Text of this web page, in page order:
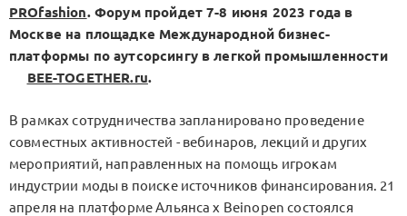
PROfashion. Форум пройдет 7-8 июня 2023 года в
Москве на площадке Международной бизнес-
платформы по аутсорсингу в легкой промышленности
BEE-TOGETHER.ru.
В рамках сотрудничества запланировано проведение
совместных активностей - вебинаров, лекций и других
мероприятий, направленных на помощь игрокам
индустрии моды в поиске источников финансирования. 21
апреля на платформе Альянса x Beinopen состоялся